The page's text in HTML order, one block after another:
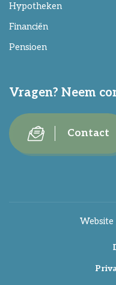
Hypotheken
Financiën
Pensioen
Vragen? Neem
Contact